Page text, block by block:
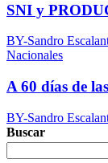
SNI y
BY-Sandro
Nacionales
A 60 días de
BY-Sandro
Buscar